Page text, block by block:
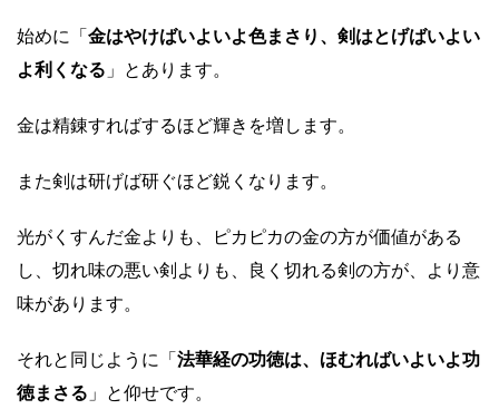
始めに「金はやけばいよいよ色まさり、剣はとげばいよい
よ利くなる 」とあります。
金は精錬すればするほど輝きを増します。
また剣は研げば研ぐほど鋭くなります。
光がくすんだ金よりも、ピカピカの金の方が価値がある
し、切れ味の悪い剣よりも、良く切れる剣の方が、より意
味があります。
それと同じように「法華経の功徳は、ほむればいよいよ功
徳まさる 」と仰せです。